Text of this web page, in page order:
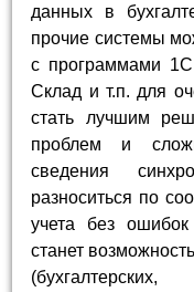
данных в
прочие системы
с программами
Склад и т.п. для
стать лучшим
проблем и
сведения
разноситься по
учета без
станет